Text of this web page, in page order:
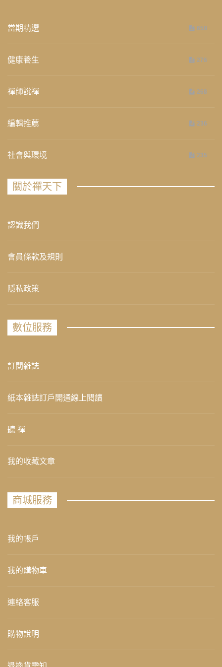
當期精選 658
健康養生 276
禪師說禪 268
編輯推薦 236
社會與環境 235
關於禪天下
認識我們
會員條款及規則
隱私政策
數位服務
訂閱雜誌
紙本雜誌訂戶開通線上閱讀
聽 禪
我的收藏文章
商城服務
我的帳戶
我的購物車
連絡客服
購物說明